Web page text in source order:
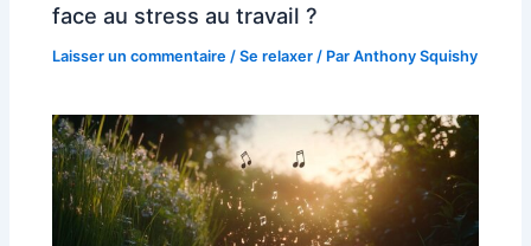
face au stress au travail ?
Laisser un commentaire /Se relaxer / ParAnthony Squishy